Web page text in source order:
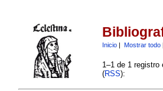
Inicio| Mostrar todo
1–1 de 1 registro
(RSS):